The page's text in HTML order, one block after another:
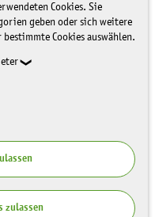
Cookies. Sie
geben oder sich weitere
Cookies auswählen.
zulassen
in